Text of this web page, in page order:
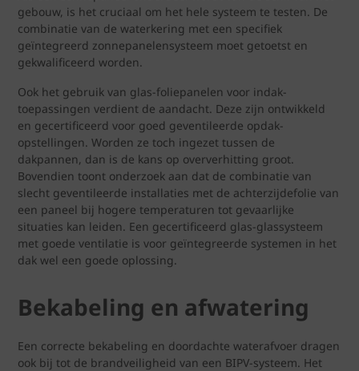
gebouw, is het cruciaal om het hele systeem te testen. De
combinatie van de waterkering met een specifiek
geïntegreerd zonnepanelensysteem moet getoetst en
gekwalificeerd worden.
Ook het gebruik van glas-foliepanelen voor indak-
toepassingen verdient de aandacht. Deze zijn ontwikkeld
en gecertificeerd voor goed geventileerde opdak-
opstellingen. Worden ze toch ingezet tussen de
dakpannen, dan is de kans op oververhitting groot.
Bovendien toont onderzoek aan dat de combinatie van
slecht geventileerde installaties met de achterzijdefolie van
een paneel bij hogere temperaturen tot gevaarlijke
situaties kan leiden. Een gecertificeerd glas-glassysteem
met goede ventilatie is voor geïntegreerde systemen in het
dak wel een goede oplossing.
Bekabeling en afwatering
Een correcte bekabeling en doordachte waterafvoer dragen
ook bij tot de brandveiligheid van een BIPV-systeem. Het